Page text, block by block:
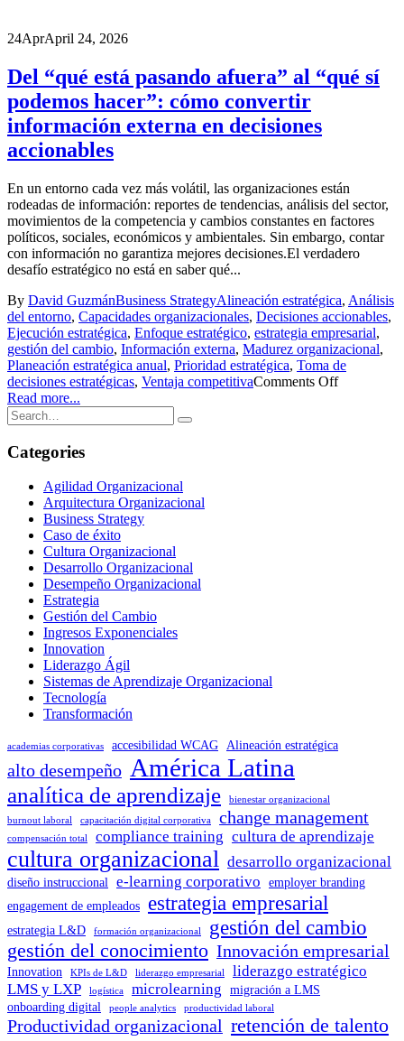
24AprApril 24, 2026
Del “qué está pasando afuera” al “qué sí
podemos hacer”: cómo convertir
información externa en decisiones
accionables
En un entorno cada vez más volátil, las organizaciones están
rodeadas de información: reportes de tendencias, análisis del sector,
movimientos de la competencia y cambios constantes en factores
políticos, sociales, económicos y ambientales. Sin embargo, contar
con información no garantiza mejores decisiones.El verdadero
desafío estratégico no está en saber qué...
By David GuzmánBusiness StrategyAlineación estratégica, Análisis
del entorno, Capacidades organizacionales, Decisiones accionables,
Ejecución estratégica, Enfoque estratégico, estrategia empresarial,
gestión del cambio, Información externa, Madurez organizacional,
Planeación estratégica anual, Prioridad estratégica, Toma de
decisiones estratégicas, Ventaja competitivaComments Off
Read more...
Categories
Agilidad Organizacional
Arquitectura Organizacional
Business Strategy
Caso de éxito
Cultura Organizacional
Desarrollo Organizacional
Desempeño Organizacional
Estrategia
Gestión del Cambio
Ingresos Exponenciales
Innovation
Liderazgo Ágil
Sistemas de Aprendizaje Organizacional
Tecnología
Transformación
academias corporativas accesibilidad WCAG Alineación estratégica
alto desempeño América Latina
analítica de aprendizaje bienestar organizacional
burnout laboral capacitación digital corporativa change management
compensación total compliance training cultura de aprendizaje
cultura organizacional desarrollo organizacional
diseño instruccional e-learning corporativo
employer branding
engagement de empleados
estrategia empresarial
estrategia L&D formación organizacional gestión del cambio
gestión del conocimiento Innovación empresarial
Innovation KPIs de L&D liderazgo empresarial
liderazgo estratégico
LMS y LXP
logística microlearning
migración a LMS
onboarding digital
people analytics productividad laboral
Productividad organizacional retención de talento